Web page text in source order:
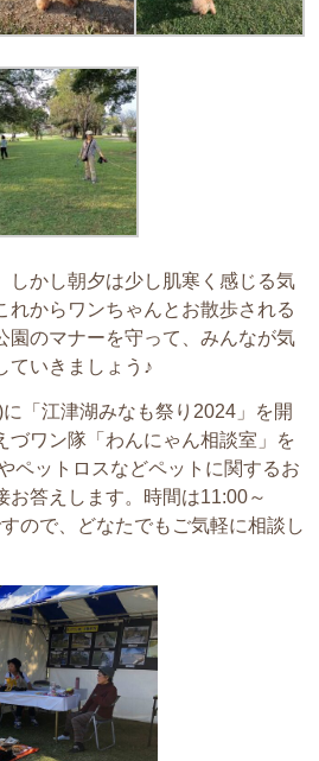
しかし朝夕は少し肌寒く感じる気
れからワンちゃんとお散歩される
園のマナーを守って、みんなが気
ていきましょう♪
「江津湖みなも祭り2024」を開
づワン隊「わんにゃん相談室」を
ペットロスなどペットに関するお
お答えします。時間は11:00～
ので、どなたでもご気軽に相談し